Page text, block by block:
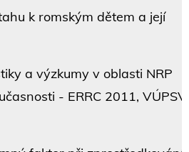
k romským dětem a její
a výzkumy v oblasti NRP
- ERRC 2011, VÚPSV